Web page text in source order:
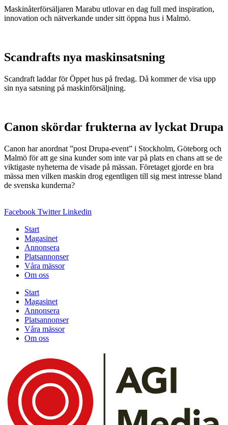
Maskinåterförsäljaren Marabu utlovar en dag full med inspiration,
innovation och nätverkande under sitt öppna hus i Malmö.
Scandrafts nya maskinsatsning
Scandraft laddar för Öppet hus på fredag. Då kommer de visa upp
sin nya satsning på maskinförsäljning.
Canon skördar frukterna av lyckat Drupa
Canon har anordnat ”post Drupa-event” i Stockholm, Göteborg och
Malmö för att ge sina kunder som inte var på plats en chans att se de
viktigaste nyheterna de visade på mässan. Företaget gjorde en bra
mässa men vilken maskin drog egentligen till sig mest intresse bland
de svenska kunderna?
Facebook Twitter Linkedin
Start
Magasinet
Annonsera
Platsannonser
Våra mässor
Om oss
Start
Magasinet
Annonsera
Platsannonser
Våra mässor
Om oss